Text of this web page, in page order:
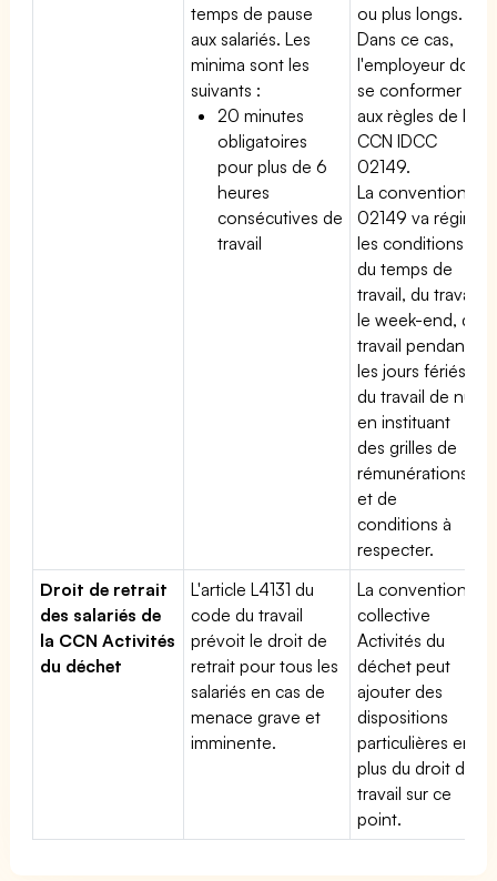
temps de pause
aux salariés. Les
minima sont les
suivants :
20 minutes
obligatoires
pour plus de 6
heures
consécutives de
travail
ou plus longs.
Dans ce cas,
l'employeur doit
se conformer
aux règles de la
CCN IDCC
02149.
La convention
02149 va régir
les conditions
du temps de
travail, du travail
le week-end, du
travail pendant
les jours fériés,
du travail de nuit
en instituant
des grilles de
rémunérations
et de
conditions à
respecter.
Droit de retrait
des salariés de
la CCN Activités
du déchet
L'article L4131 du
code du travail
prévoit le droit de
retrait pour tous les
salariés en cas de
menace grave et
imminente.
La convention
collective
Activités du
déchet peut
ajouter des
dispositions
particulières en
plus du droit du
travail sur ce
point.